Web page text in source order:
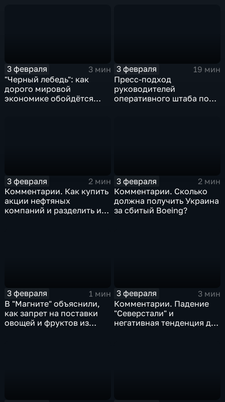
3 февраля
3 мин
"Черный лебедь": как
дорого мировой
экономике обойдётся
3 февраля
19 мин
Пресс-подход
руководителей
оперативного штаба по
3 февраля
2 мин
Комментарии. Как купить
акции нефтяных
компаний и разделить их
3 февраля
2 мин
Комментарии. Сколько
должна получить Украина
за сбитый Boeing?
3 февраля
1 мин
В "Магните" объяснили,
как запрет на поставки
овощей и фруктов из
3 февраля
3 мин
Комментарии. Падение
"Северстали" и
негативная тенденция для